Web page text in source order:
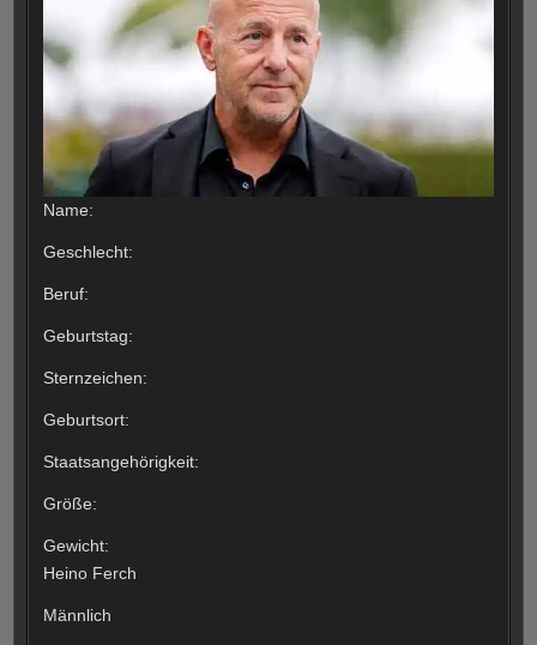
Name:
Geschlecht:
Beruf:
Geburtstag:
Sternzeichen:
Geburtsort:
Staatsangehörigkeit:
Größe:
Gewicht:
Heino Ferch
Männlich